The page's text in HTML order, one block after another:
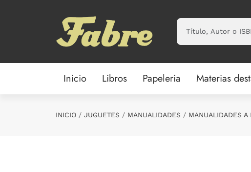
Inicio Libros Papeleria Materias
INICIO JUGUETES MANUALIDADES MANUALIDADES A